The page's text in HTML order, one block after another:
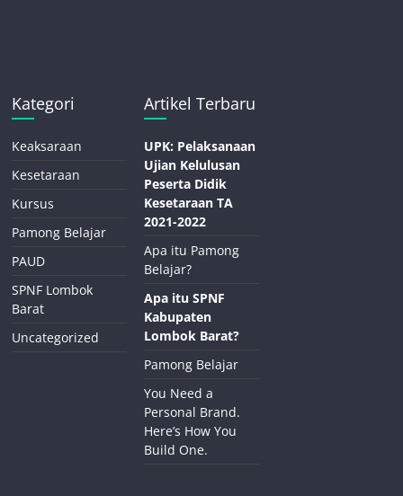
Kategori
Keaksaraan
Kesetaraan
Kursus
Pamong Belajar
PAUD
SPNF Lombok
Barat
Uncategorized
Artikel Terbaru
UPK: Pelaksanaan
Ujian Kelulusan
Peserta Didik
Kesetaraan TA
2021-2022
Apa itu Pamong
Belajar?
Apa itu SPNF
Kabupaten
Lombok Barat?
Pamong Belajar
You Need a
Personal Brand.
Here’s How You
Build One.